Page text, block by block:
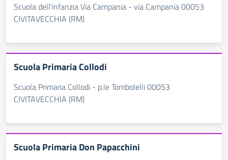
Scuola dell'infanzia Via Campania - via Campania 00053
CIVITAVECCHIA (RM)
Scuola Primaria Collodi
Scuola Primaria Collodi - p.le Tombolelli 00053
CIVITAVECCHIA (RM)
Scuola Primaria Don Papacchini